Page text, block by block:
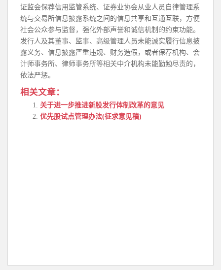
证监会保荐信用监管系统、证券业协会从业人员自律管理系
统与交易所信息披露系统之间的信息共享和互通互联，方便
社会公众参与监督，强化外部声誉和诚信机制的约束功能。
发行人及其董事、监事、高级管理人员未能诚实履行信息披
露义务、信息披露严重违规、财务造假，或者保荐机构、会
计师事务所、律师事务所等相关中介机构未能勤勉尽责的，
依法严惩。
相关文章：
关于进一步推进新股发行体制改革的意见
优先股试点管理办法(征求意见稿)